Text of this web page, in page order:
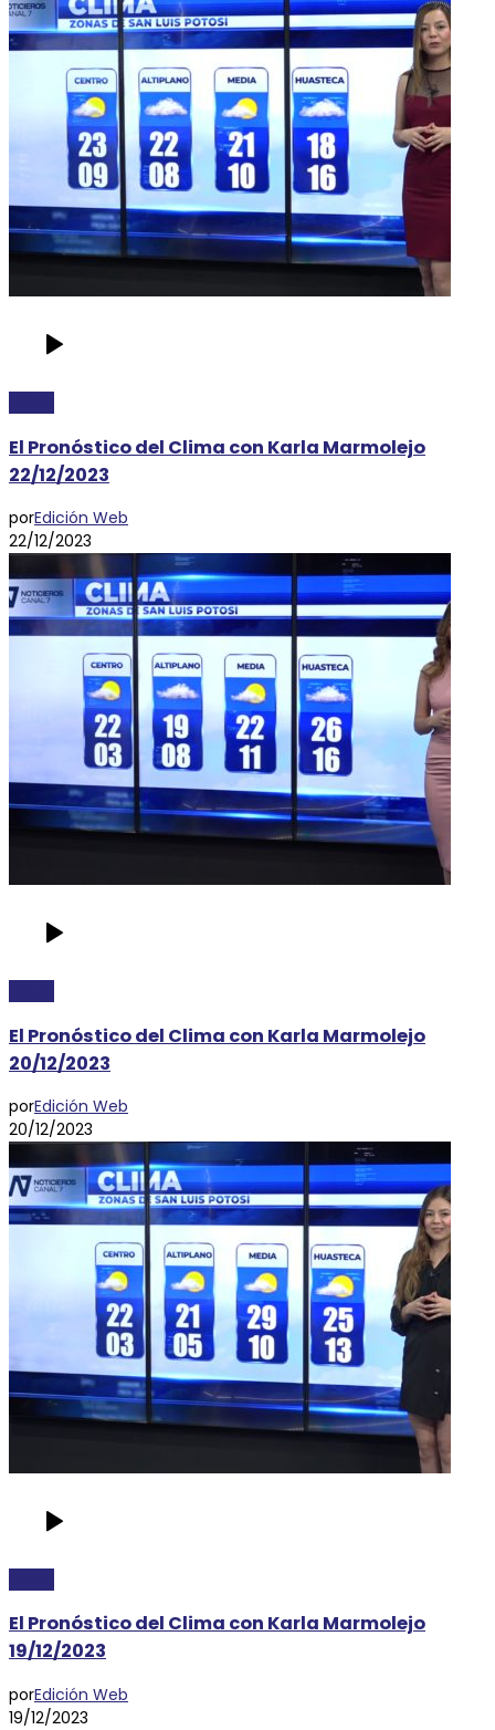
El Pronóstico del Clima con Karla Marmolejo
22/12/2023
porEdición Web
22/12/2023
El Pronóstico del Clima con Karla Marmolejo
20/12/2023
porEdición Web
20/12/2023
El Pronóstico del Clima con Karla Marmolejo
19/12/2023
porEdición Web
19/12/2023